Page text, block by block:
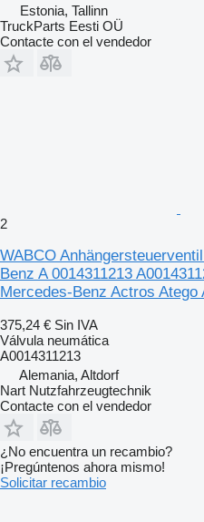
Estonia, Tallinn
TruckParts Eesti OÜ
Contacte con el vendedor
2
WABCO
Benz A 0014311213
Mercedes-Benz Actros
375,24 € Sin IVA
Válvula neumática
A0014311213
Alemania, Altdorf
Nart Nutzfahrzeugtechnik
Contacte con el vendedor
¿No encuentra un recambio?
¡Pregúntenos ahora mismo!
Solicitar recambio